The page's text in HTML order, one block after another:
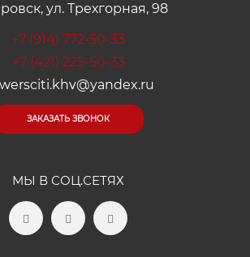
ул. Трехгорная, 98
+7 (914) 772-50-33
+7 (421) 225-50-33
ЗАКАЗАТЬ ЗВОНОК
МЫ В СОЦ.СЕТЯХ